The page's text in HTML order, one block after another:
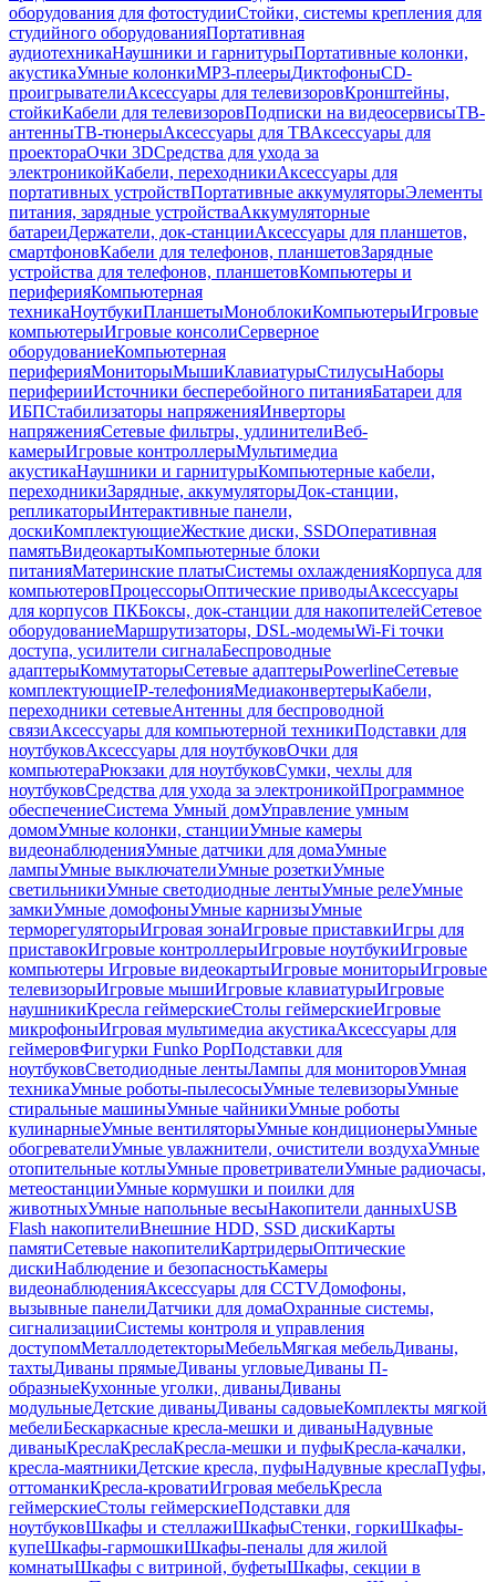
оборудования для фотостудииСтойки, системы крепления для
студийного оборудованияПортативная
аудиотехникаНаушники и гарнитурыПортативные колонки,
акустикаУмные колонкиMP3-плеерыДиктофоныCD-
проигрывателиАксессуары для телевизоровКронштейны,
стойкиКабели для телевизоровПодписки на видеосервисыТВ-
антенныТВ-тюнерыАксессуары для ТВАксессуары для
проектораОчки 3DСредства для ухода за
электроникойКабели, переходникиАксессуары для
портативных устройствПортативные аккумуляторыЭлементы
питания, зарядные устройстваАккумуляторные
батареиДержатели, док-станцииАксессуары для планшетов,
смартфоновКабели для телефонов, планшетовЗарядные
устройства для телефонов, планшетовКомпьютеры и
периферияКомпьютерная
техникаНоутбукиПланшетыМоноблокиКомпьютерыИгровые
компьютерыИгровые консолиСерверное
оборудованиеКомпьютерная
периферияМониторыМышиКлавиатурыСтилусыНаборы
периферииИсточники бесперебойного питанияБатареи для
ИБПСтабилизаторы напряженияИнверторы
напряженияСетевые фильтры, удлинителиВеб-
камерыИгровые контроллерыМультимедиа
акустикаНаушники и гарнитурыКомпьютерные кабели,
переходникиЗарядные, аккумуляторыДок-станции,
репликаторыИнтерактивные панели,
доскиКомплектующиеЖесткие диски, SSDОперативная
памятьВидеокартыКомпьютерные блоки
питанияМатеринские платыСистемы охлажденияКорпуса для
компьютеровПроцессорыОптические приводыАксессуары
для корпусов ПКБоксы, док-станции для накопителейСетевое
оборудованиеМаршрутизаторы, DSL-модемыWi-Fi точки
доступа, усилители сигналаБеспроводные
адаптерыКоммутаторыСетевые адаптерыPowerlineСетевые
комплектующиеIP-телефонияМедиаконвертерыКабели,
переходники сетевыеАнтенны для беспроводной
связиАксессуары для компьютерной техникиПодставки для
ноутбуковАксессуары для ноутбуковОчки для
компьютераРюкзаки для ноутбуковСумки, чехлы для
ноутбуковСредства для ухода за электроникойПрограммное
обеспечениеСистема Умный домУправление умным
домомУмные колонки, станцииУмные камеры
видеонаблюденияУмные датчики для домаУмные
лампыУмные выключателиУмные розеткиУмные
светильникиУмные светодиодные лентыУмные релеУмные
замкиУмные домофоныУмные карнизыУмные
терморегуляторыИгровая зонаИгровые приставкиИгры для
приставокИгровые контроллерыИгровые ноутбукиИгровые
компьютеры Игровые видеокартыИгровые мониторыИгровые
телевизорыИгровые мышиИгровые клавиатурыИгровые
наушникиКресла геймерскиеСтолы геймерскиеИгровые
микрофоныИгровая мультимедиа акустикаАксессуары для
геймеровФигурки Funko PopПодставки для
ноутбуковСветодиодные лентыЛампы для мониторовУмная
техникаУмные роботы-пылесосыУмные телевизорыУмные
стиральные машиныУмные чайникиУмные роботы
кулинарныеУмные вентиляторыУмные кондиционерыУмные
обогревателиУмные увлажнители, очистители воздухаУмные
отопительные котлыУмные проветривателиУмные радиочасы,
метеостанцииУмные кормушки и поилки для
животныхУмные напольные весыНакопители данныхUSB
Flash накопителиВнешние HDD, SSD дискиКарты
памятиСетевые накопителиКартридерыОптические
дискиНаблюдение и безопасностьКамеры
видеонаблюденияАксессуары для CCTVДомофоны,
вызывные панелиДатчики для домаОхранные системы,
сигнализацииСистемы контроля и управления
доступомМеталлодетекторыМебельМягкая мебельДиваны,
тахтыДиваны прямыеДиваны угловыеДиваны П-
образныеКухонные уголки, диваныДиваны
модульныеДетские диваныДиваны садовыеКомплекты мягкой
мебелиБескаркасные кресла-мешки и диваныНадувные
диваныКреслаКреслаКресла-мешки и пуфыКресла-качалки,
кресла-маятникиДетские кресла, пуфыНадувные креслаПуфы,
оттоманкиКресла-кроватиИгровая мебельКресла
геймерскиеСтолы геймерскиеПодставки для
ноутбуковШкафы и стеллажиШкафыСтенки, горкиШкафы-
купеШкафы-гармошкиШкафы-пеналы для жилой
комнатыШкафы с витриной, буфетыШкафы, секции в